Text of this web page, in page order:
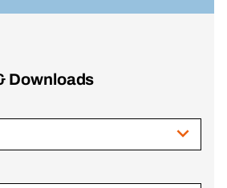
Downloads